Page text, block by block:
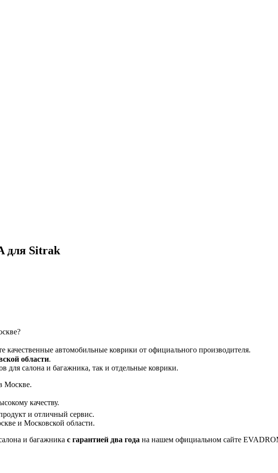
для Sitrak
качественные автомобильные коврики от официального производителя.
области.
для салона и багажника, так и отдельные коврики.
Москве.
качеству.
и отличный сервис.
и Московской области.
и багажника с гарантией два года на нашем официальном сайте